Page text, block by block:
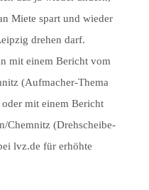
Miete spart und wieder
drehen darf.
mit einem Bericht vom
(Aufmacher-Thema
mit einem Bericht
Chemnitz (Drehscheibe-
lvz.de für erhöhte